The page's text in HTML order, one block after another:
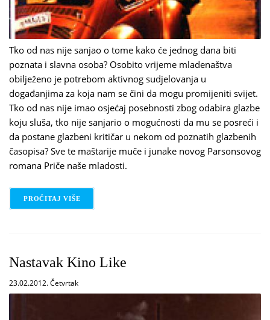
Tko od nas nije sanjao o tome kako će jednog dana biti
poznata i slavna osoba? Osobito vrijeme mladenaštva
obilježeno je potrebom aktivnog sudjelovanja u
događanjima za koja nam se čini da mogu promijeniti svijet.
Tko od nas nije imao osjećaj posebnosti zbog odabira glazbe
koju sluša, tko nije sanjario o mogućnosti da mu se posreći i
da postane glazbeni kritičar u nekom od poznatih glazbenih
časopisa? Sve te maštarije muče i junake novog Parsonsovog
romana Priče naše mladosti.
PROČITAJ VIŠE
Nastavak Kino Like
23.02.2012. Četvrtak